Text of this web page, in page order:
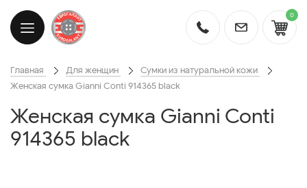
0
Главная Для женщин
Сумки из натуральной кожи
Женская сумка Gianni Conti 914365 black
Женская сумка Gianni Conti
914365 black